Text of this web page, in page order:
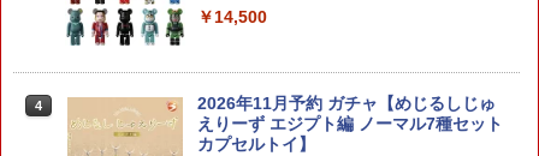
￥6,800
4
1/72 『ゾイド -ZOIDS-』 EPZ-003 グレ
ートサーベル マーキングプラスVer. 【Z
D135R】 (プラモデル)
￥14,500
4
2026年11月予約 ガチャ【めじるしじゅ
えりーず エジプト編 ノーマル7種セット
カプセルトイ】